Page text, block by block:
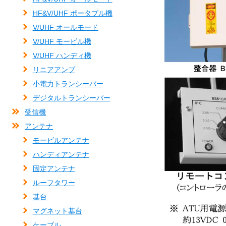
HF&V/UHF ポータブル機
V/UHF オールモード
V/UHF モービル機
V/UHF ハンディ機
リニアアンプ
小電力トランシーバー
デジタルトランシーバー
受信機
アンテナ
モービルアンテナ
ハンディアンテナ
固定アンテナ
ルーフタワー
基台
マグネット基台